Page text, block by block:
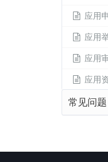
应用
应用
应用
应用
常见问题